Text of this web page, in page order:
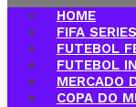
HOME
FIFA SERIES
FUTEBOL
FUTEBOL
MERCADO
COPA DO